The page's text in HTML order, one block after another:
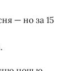
— но за 15